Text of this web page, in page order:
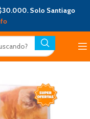
Solo Santiago